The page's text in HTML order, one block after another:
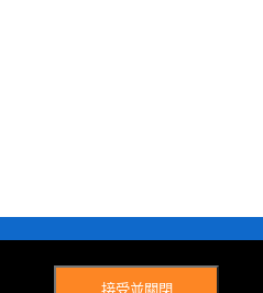
接受並關閉